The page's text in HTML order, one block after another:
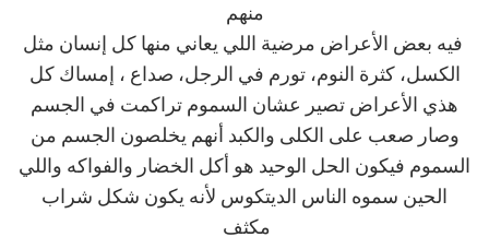
منهم
فيه بعض الأعراض مرضية اللي يعاني منها كل إنسان مثل
الكسل، كثرة النوم، تورم في الرجل، صداع ، إمساك كل
هذي الأعراض تصير عشان السموم تراكمت في الجسم
وصار صعب على الكلى والكبد أنهم يخلصون الجسم من
السموم فيكون الحل الوحيد هو أكل الخضار والفواكه واللي
الحين سموه الناس الديتكوس لأنه يكون شكل شراب
مكثف